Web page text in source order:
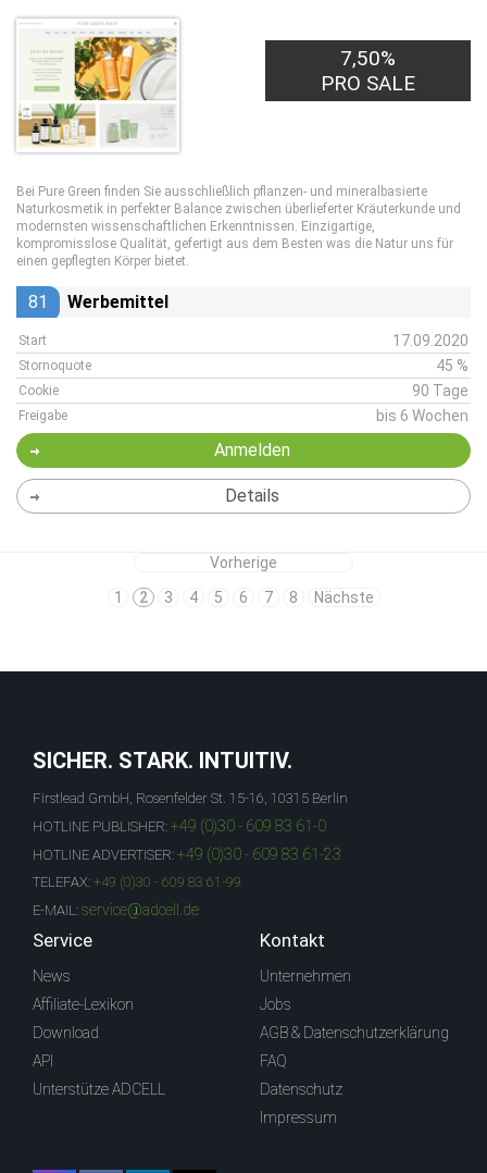
7,50%
PRO SALE
Bei Pure Green finden Sie ausschließlich pflanzen- und mineralbasierte
Naturkosmetik in perfekter Balance zwischen überlieferter Kräuterkunde und
modernsten wissenschaftlichen Erkenntnissen. Einzigartige,
kompromisslose Qualität, gefertigt aus dem Besten was die Natur uns für
einen gepflegten Körper bietet.
81 Werbemittel
Start 17.09.2020
Stornoquote 45 %
Cookie 90 Tage
Freigabe bis 6 Wochen
Anmelden
Details
Vorherige
1
2 3 4 5 6 7 8 Nächste
SICHER. STARK. INTUITIV.
Firstlead GmbH, Rosenfelder St. 15-16, 10315 Berlin
HOTLINE PUBLISHER: +49 (0)30 - 609 83 61-0
HOTLINE ADVERTISER: +49 (0)30 - 609 83 61-23
TELEFAX: +49 (0)30 - 609 83 61-99
E-MAIL: service@adcell.de
Service
News
Affiliate-Lexikon
Download
API
Unterstütze ADCELL
Kontakt
Unternehmen
Jobs
AGB & Datenschutzerklärung
FAQ
Datenschutz
Impressum